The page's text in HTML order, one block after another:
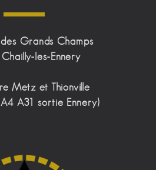
des Grands Champs
les-Ennery
Metz et Thionville
A31 sortie Ennery)